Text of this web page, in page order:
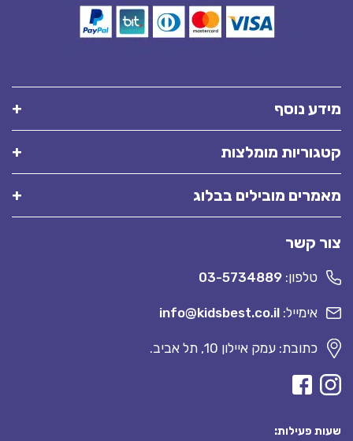
מידע נוסף
קטגוריות מומלצות
מאמרים מובילים בבלוג
צור קשר
טלפון: 03-5734889
אימייל: info@kidsbest.co.il
כתובת: עמק איילון 10, תל אביב.
שעות פעילות: